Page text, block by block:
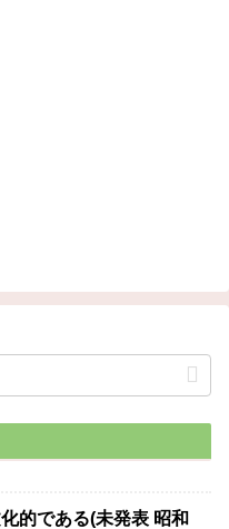
的である(未発表 昭和